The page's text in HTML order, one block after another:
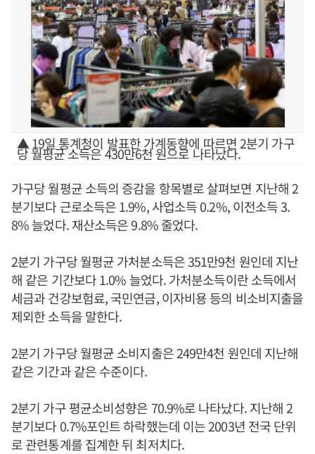
▲ 19일 통계청이 발표한 가계동향에 따르면 2분기 가구
당 월평균 소득은 430만6천 원으로 나타났다.
가구당 월평균 소득의 증감을 항목별로 살펴보면 지난해 2
분기보다 근로소득은 1.9%, 사업소득 0.2%, 이전소득 3.
8% 늘었다. 재산소득은 9.8% 줄었다.
2분기 가구당 월평균 가처분소득은 351만9천 원인데 지난
해 같은 기간보다 1.0% 늘었다. 가처분소득이란 소득에서
세금과 건강보험료, 국민연금, 이자비용 등의 비소비지출을
제외한 소득을 말한다.
2분기 가구당 월평균 소비지출은 249만4천 원인데 지난해
같은 기간과 같은 수준이다.
2분기 가구 평균소비성향은 70.9%로 나타났다. 지난해 2
분기보다 0.7%포인트 하락했는데 이는 2003년 전국 단위
로 관련통계를 집계한 뒤 최저치다.